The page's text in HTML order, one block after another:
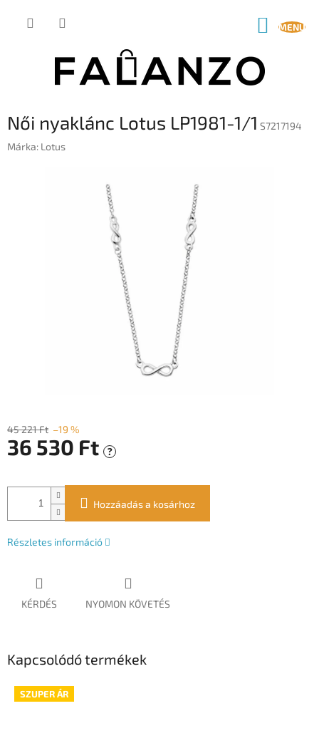
KOSÁR
Női nyaklánc Lotus LP1981-1/1 S7217194
Márka: Lotus
45 221 Ft –19 %
36 530 Ft ?
Hozzáadás a kosárhoz
Részletes információ
KÉRDÉS NYOMON KÖVETÉS
Kapcsolódó termékek
SZUPER ÁR